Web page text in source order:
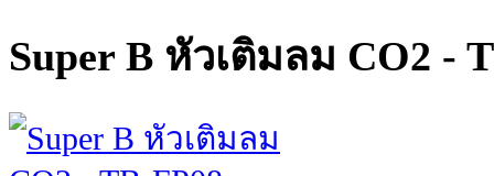
Super B หัวเติมลม CO2 -